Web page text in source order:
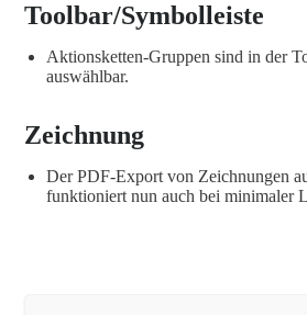
Toolbar/Symbolleiste
Aktionsketten-Gruppen sind in der
auswählbar.
Zeichnung
Der PDF-Export von Zeichnungen
funktioniert nun auch bei minimaler